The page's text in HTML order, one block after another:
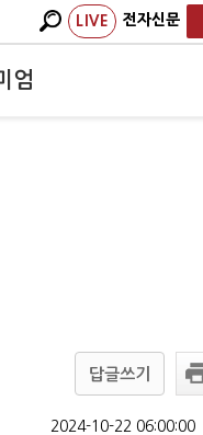
LIVE 전자신문
엄
답글쓰기
2024-10-22 06:00:00